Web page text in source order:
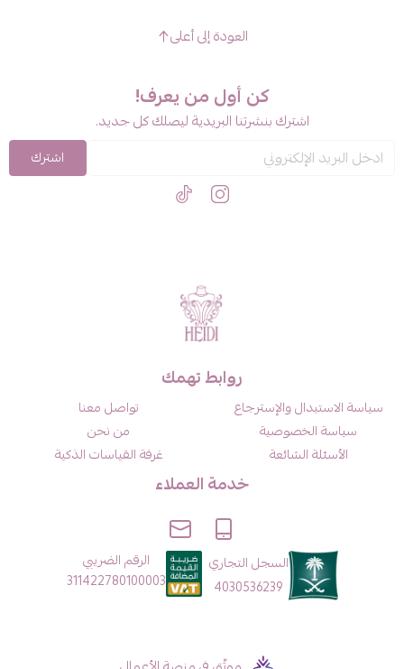
العودة إلى أعلى
كن أول من يعرف!
اشترك بنشرتنا البريدية ليصلك كل جديد.
اشترك
روابط تهمك
سياسة الاستبدال والإسترجاع
سياسة الخصوصية
الأسئلة الشائعة
تواصل معنا
من نحن
غرفة القياسات الذكية
خدمة العملاء
السجل التجاري
4030536239
الرقم الضريبي
311422780100003